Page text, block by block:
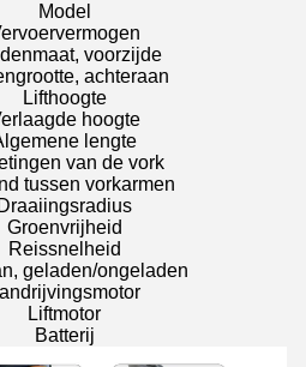
Model
voorzijde
achteraan
Lifthoogte
hoogte
lengte
van de vork
tussen vorkarmen
Draaiingsradius
Groenvrijheid
Reissnelheid
geladen/ongeladen
Liftmotor
Batterij